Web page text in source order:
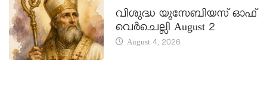
വിശുദ്ധ യൂസേബിയസ് ഓഫ്
വെർചെല്ലി August 2
August 4, 2026